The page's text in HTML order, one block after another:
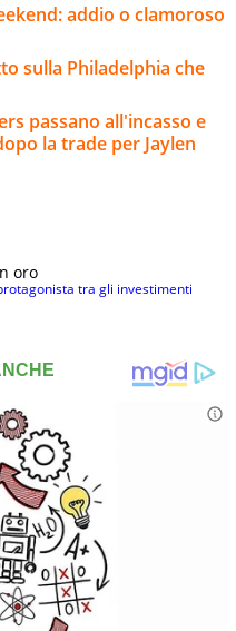
addio o clamoroso
sulla Philadelphia che
passano all'incasso e
la trade per Jaylen
oro
tra gli investimenti